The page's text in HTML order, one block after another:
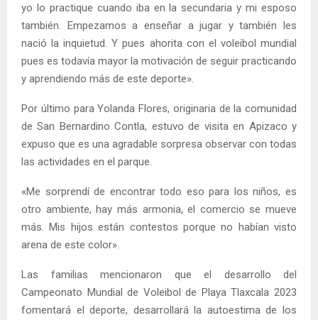
yo lo practique cuando iba en la secundaria y mi esposo
también. Empezamos a enseñar a jugar y también les
nació la inquietud. Y pues ahorita con el voleibol mundial
pues es todavía mayor la motivación de seguir practicando
y aprendiendo más de este deporte».
Por último para Yolanda Flores, originaria de la comunidad
de San Bernardino Contla, estuvo de visita en Apizaco y
expuso que es una agradable sorpresa observar con todas
las actividades en el parque.
«Me sorprendí de encontrar todo eso para los niños, es
otro ambiente, hay más armonia, el comercio se mueve
más. Mis hijos están contestos porque no habían visto
arena de este color».
Las familias mencionaron que el desarrollo del
Campeonato Mundial de Voleibol de Playa Tlaxcala 2023
fomentará el deporte, desarrollará la autoestima de los